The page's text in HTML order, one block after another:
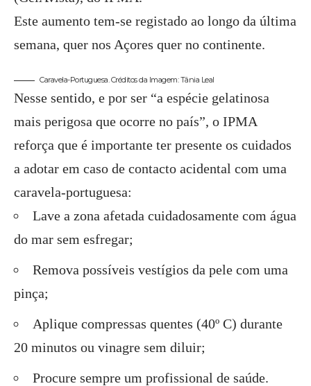
Este aumento tem-se registado ao longo da última
semana, quer nos Açores quer no continente.
Caravela-Portuguesa. Créditos da Imagem: Tânia Leal
Nesse sentido, e por ser “a espécie gelatinosa
mais perigosa que ocorre no país”, o IPMA
reforça que é importante ter presente os cuidados
a adotar em caso de contacto acidental com uma
caravela-portuguesa:
Lave a zona afetada cuidadosamente com água
do mar sem esfregar;
Remova possíveis vestígios da pele com uma
pinça;
Aplique compressas quentes (40º C) durante
20 minutos ou vinagre sem diluir;
Procure sempre um profissional de saúde.